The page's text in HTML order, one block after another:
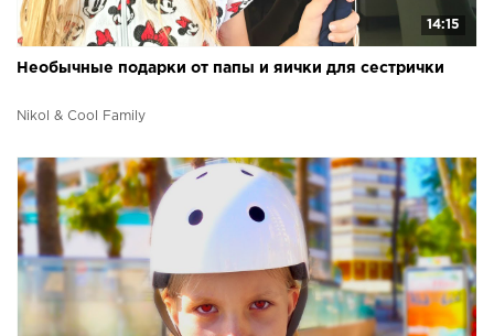
14:15
Необычные подарки от папы и яички для сестрички
Nikol & Cool Family